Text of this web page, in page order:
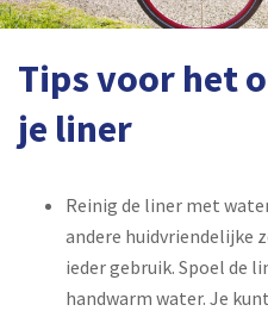
Tips voor het
je liner
Reinig de liner met
andere huidvriendelijke
ieder gebruik. Spoel de
handwarm water. Je